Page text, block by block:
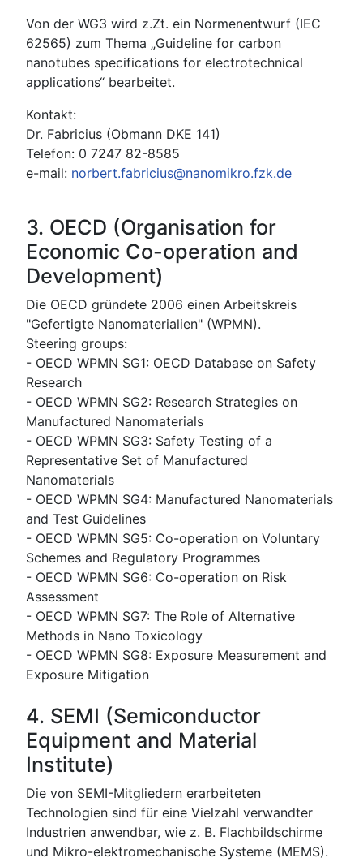
Von der WG3 wird z.Zt. ein Normenentwurf (IEC
62565) zum Thema „Guideline for carbon
nanotubes specifications for electrotechnical
applications“ bearbeitet.
Kontakt:
Dr. Fabricius (Obmann DKE 141)
Telefon: 0 7247 82-8585
e-mail: norbert.fabricius@nanomikro.fzk.de
3. OECD (Organisation for
Economic Co-operation and
Development)
Die OECD gründete 2006 einen Arbeitskreis
"Gefertigte Nanomaterialien" (WPMN).
Steering groups:
- OECD WPMN SG1: OECD Database on Safety
Research
- OECD WPMN SG2: Research Strategies on
Manufactured Nanomaterials
- OECD WPMN SG3: Safety Testing of a
Representative Set of Manufactured
Nanomaterials
- OECD WPMN SG4: Manufactured Nanomaterials
and Test Guidelines
- OECD WPMN SG5: Co-operation on Voluntary
Schemes and Regulatory Programmes
- OECD WPMN SG6: Co-operation on Risk
Assessment
- OECD WPMN SG7: The Role of Alternative
Methods in Nano Toxicology
- OECD WPMN SG8: Exposure Measurement and
Exposure Mitigation
4. SEMI (Semiconductor
Equipment and Material
Institute)
Die von SEMI-Mitgliedern erarbeiteten
Technologien sind für eine Vielzahl verwandter
Industrien anwendbar, wie z. B. Flachbildschirme
und Mikro-elektromechanische Systeme (MEMS).